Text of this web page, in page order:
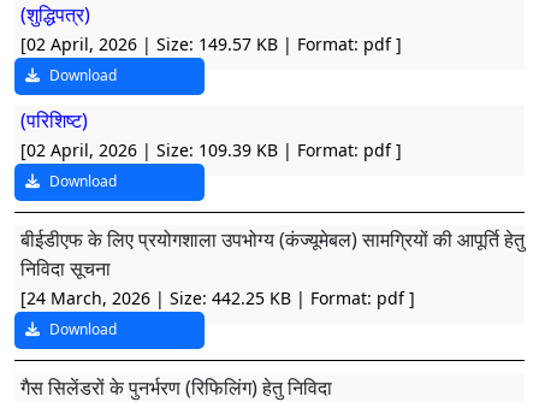
(शुद्धिपत्र)
[02 April, 2026 | Size: 149.57 KB | Format: pdf
Download
]
(परिशिष्ट)
[02 April, 2026 | Size: 109.39 KB | Format: pdf
Download
]
बीईडीएफ के लिए प्रयोगशाला उपभोग्य (कंज्यूमेबल) सामग्रियों की आपूर्ति हेतु
निविदा सूचना
[24 March, 2026 | Size: 442.25 KB | Format: pdf
Download
]
गैस सिलेंडरों के पुनर्भरण (रिफिलिंग) हेतु निविदा